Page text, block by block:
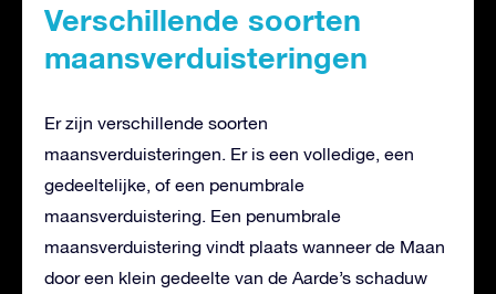
Verschillende soorten
maansverduisteringen
Er zijn verschillende soorten
maansverduisteringen. Er is een volledige, een
gedeeltelijke, of een penumbrale
maansverduistering. Een penumbrale
maansverduistering vindt plaats wanneer de Maan
door een klein gedeelte van de Aarde’s schaduw